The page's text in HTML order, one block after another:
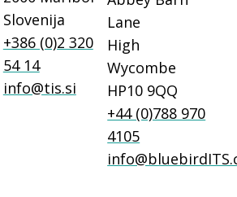
Slovenija
+386 (0)2 320
54 14
info@tis.si
Lane
High
Wycombe
HP10 9QQ
+44 (0)788 970
4105